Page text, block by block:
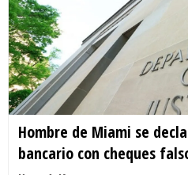
Hombre de Miami se
bancario con cheques